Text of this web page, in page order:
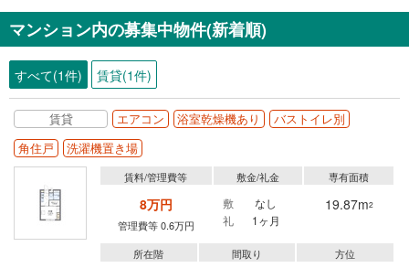
マンション内の募集中物件(新着順)
すべて(1件) 賃貸(1件)
賃貸 エアコン 浴室乾燥機あり
バストイレ別
角住戸
洗濯機置き場
賃料/管理費等
8万円
管理費等 0.6万円
敷金/礼金
敷
なし
礼
1ヶ月
専有面積
19.87m2
所在階 間取り 方位